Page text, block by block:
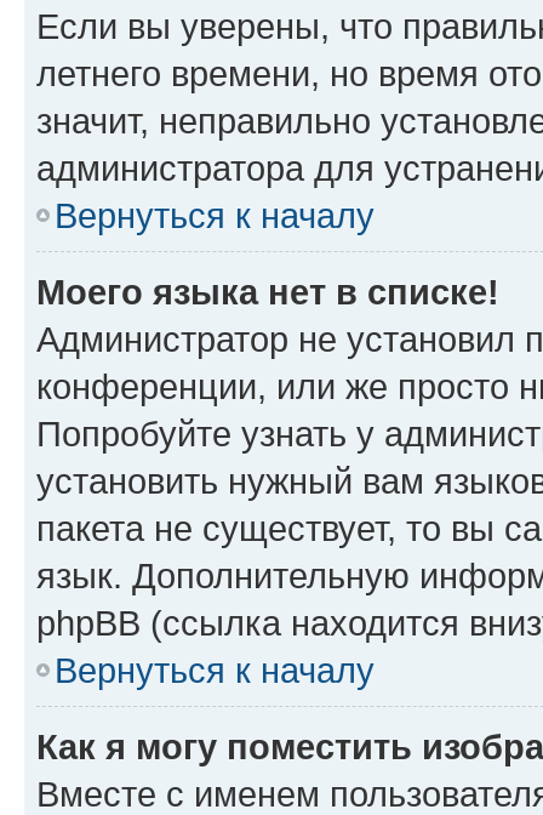
Если вы уверены, что
летнего времени, но время
значит, неправильно
администратора для
Вернуться к началу
Моего языка нет в списке!
Администратор не установил
конференции, или же просто
Попробуйте узнать у
установить нужный вам
пакета не существует, то вы
язык. Дополнительную
phpBB (ссылка находится
Вернуться к началу
Как я могу поместить
Вместе с именем